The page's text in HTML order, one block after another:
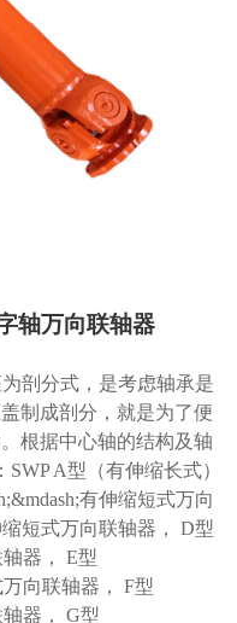
轴万向联轴器
剖分式，是考虑轴承是
制成剖分，就是为了便
根据中心轴的结构及轴
A型（有伸缩长式）
有伸缩短式万向
缩短式万向联轴器， D型
轴器， E型
万向联轴器， F型
轴器， G型